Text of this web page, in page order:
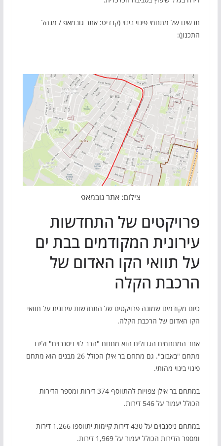
תרשים של מתחמי פינוי בינוי (קרדיט: אתר גובמאפ / מנהל
התכנון):
צילום: אתר גובמאפ
פרויקטים של התחדשות
עירונית המקודמים בבת ים
על תוואי הקו האדום של
הרכבת הקלה
כיום מקודמים שמונה פרויקטים של התחדשות עירונית על תוואי
הקו האדום של הרכבת הקלה.
אחד המתחמים הגדולים הוא מתחם "הרב לוי ניסנבוים" ולידו
מתחם "באבוב". גם מתחם בר אילן הכולל 26 מבנים הוא מתחם
פינוי בינוי מהותי.
במתחם בר אילן צפויות להתווסף 374 דירות ומספר הדירות
הכולל יעמוד על 546 דירות.
במתחם ניסנבוים על 430 דירות קיימות יתווספו 1,266 דירות
ומספר הדירות הכולל יעמוד על 1,969 דירות.